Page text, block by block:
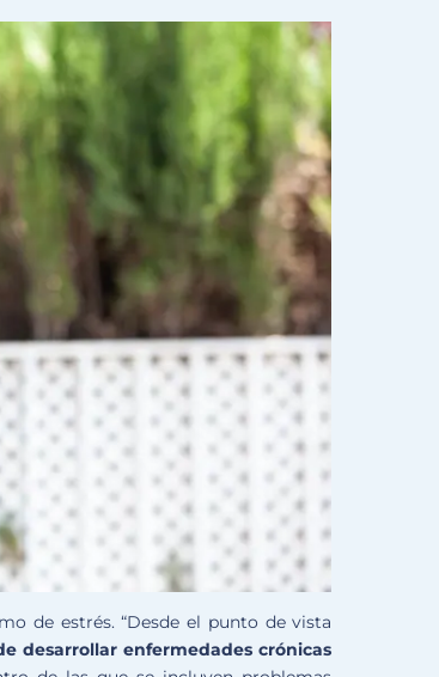
de estrés. “Desde el punto de vista
desarrollar enfermedades crónicas